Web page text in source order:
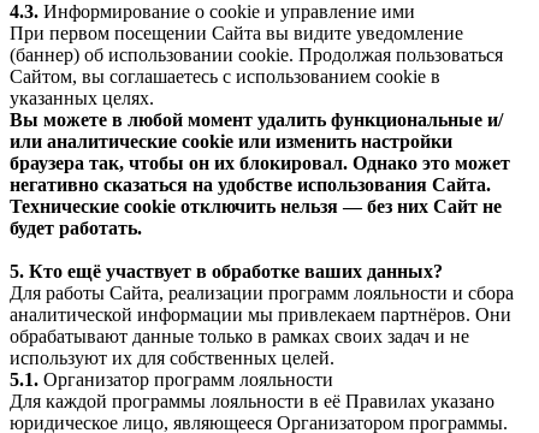
4.3. Информирование о cookie и управление ими
При первом посещении Сайта вы видите уведомление
(баннер) об использовании cookie. Продолжая пользоваться
Сайтом, вы соглашаетесь с использованием cookie в
указанных целях.
Вы можете в любой момент удалить функциональные и/
или аналитические cookie или изменить настройки
браузера так, чтобы он их блокировал. Однако это может
негативно сказаться на удобстве использования Сайта.
Технические cookie отключить нельзя — без них Сайт не
будет работать.
5. Кто ещё участвует в обработке ваших данных?
Для работы Сайта, реализации программ лояльности и сбора
аналитической информации мы привлекаем партнёров. Они
обрабатывают данные только в рамках своих задач и не
используют их для собственных целей.
5.1. Организатор программ лояльности
Для каждой программы лояльности в её Правилах указано
юридическое лицо, являющееся Организатором программы.